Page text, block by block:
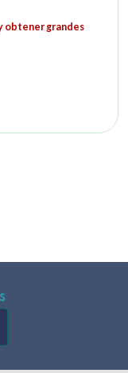
obtener grandes